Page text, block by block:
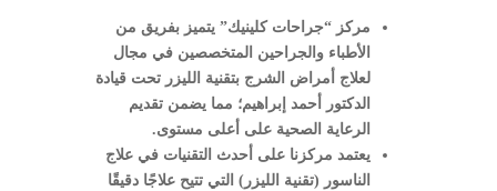
مركز “جراحات كلينيك” يتميز بفريق من
الأطباء والجراحين المتخصصين في مجال
لعلاج أمراض الشرج بتقنية الليزر تحت قيادة
الدكتور أحمد إبراهيم؛ مما يضمن تقديم
الرعاية الصحية على أعلى مستوى.
يعتمد مركزنا على أحدث التقنيات في علاج
الناسور (تقنية الليزر) التي تتيح علاجًا دقيقًا